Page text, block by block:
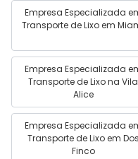
Empresa Especializada
Transporte de Lixo em
Empresa Especializada
Transporte de Lixo na Vila
Alice
Empresa Especializada
Transporte de Lixo em Dos
Finco